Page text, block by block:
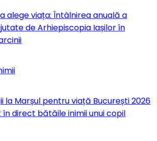
alege viața: Întâlnirea anuală a
de Arhiepiscopia Iașilor în
la Marșul pentru viață București 2026
direct bătăile inimii unui copil